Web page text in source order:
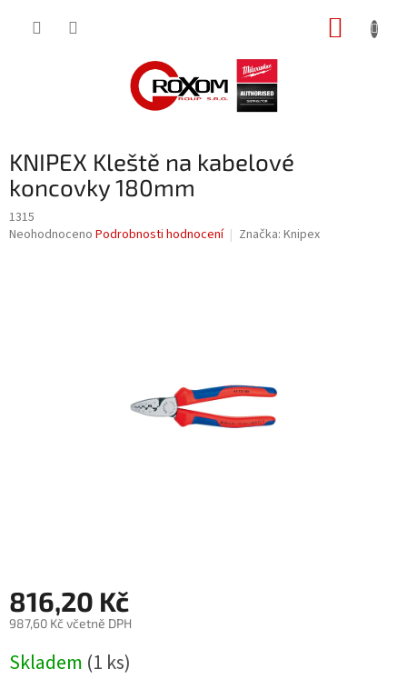
KNIPEX Kleště na kabelové
koncovky 180mm
1315
Průměrné
Neohodnoceno Podrobnosti hodnocení Značka: Knipex
816,20 Kč
987,60 Kč včetně DPH
cena:
Skladem (1 ks)